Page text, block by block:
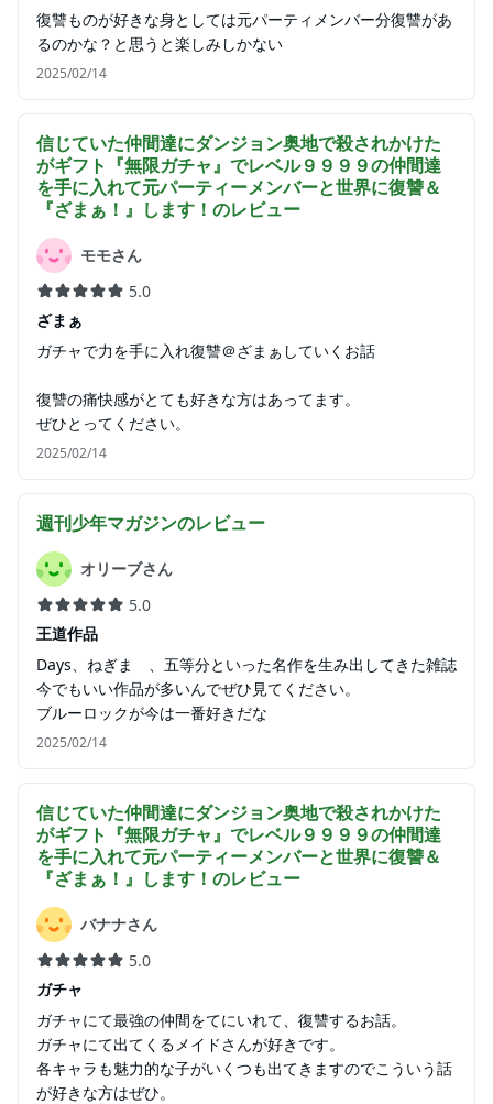
復讐ものが好きな身としては元パーティメンバー分復讐があ
るのかな？と思うと楽しみしかない
2025/02/14
信じていた仲間達にダンジョン奥地で殺されかけた
がギフト『無限ガチャ』でレベル９９９９の仲間達
を手に入れて元パーティーメンバーと世界に復讐＆
『ざまぁ！』します！ のレビュー
モモさん
5.0
ざまぁ
ガチャで力を手に入れ復讐＠ざまぁしていくお話
復讐の痛快感がとても好きな方はあってます。
ぜひとってください。
2025/02/14
週刊少年マガジンのレビュー
オリーブさん
5.0
王道作品
Days、ねぎま 、五等分といった名作を生み出してきた雑誌
今でもいい作品が多いんでぜひ見てください。
ブルーロックが今は一番好きだな
2025/02/14
信じていた仲間達にダンジョン奥地で殺されかけた
がギフト『無限ガチャ』でレベル９９９９の仲間達
を手に入れて元パーティーメンバーと世界に復讐＆
『ざまぁ！』します！ のレビュー
バナナさん
5.0
ガチャ
ガチャにて最強の仲間をてにいれて、復讐するお話。
ガチャにて出てくるメイドさんが好きです。
各キャラも魅力的な子がいくつも出てきますのでこういう話
が好きな方はぜひ。